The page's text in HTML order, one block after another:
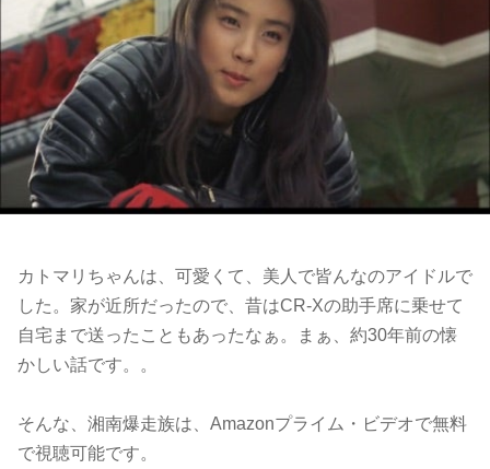
カトマリちゃんは、可愛くて、美人で皆んなのアイドルで
した。家が近所だったので、昔はCR-Xの助手席に乗せて
自宅まで送ったこともあったなぁ。まぁ、約30年前の懐
かしい話です。。
そんな、湘南爆走族は、Amazonプライム・ビデオで無料
で視聴可能です。